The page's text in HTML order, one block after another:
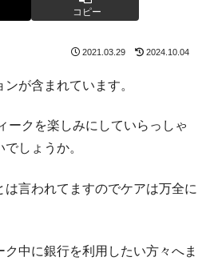
コピー
2021.03.29 2024.10.04
が含まれています。
ークを楽しみにしていらっしゃ
しょうか。
は言われてますのでケアは万全に
中に銀行を利用したい方々へま